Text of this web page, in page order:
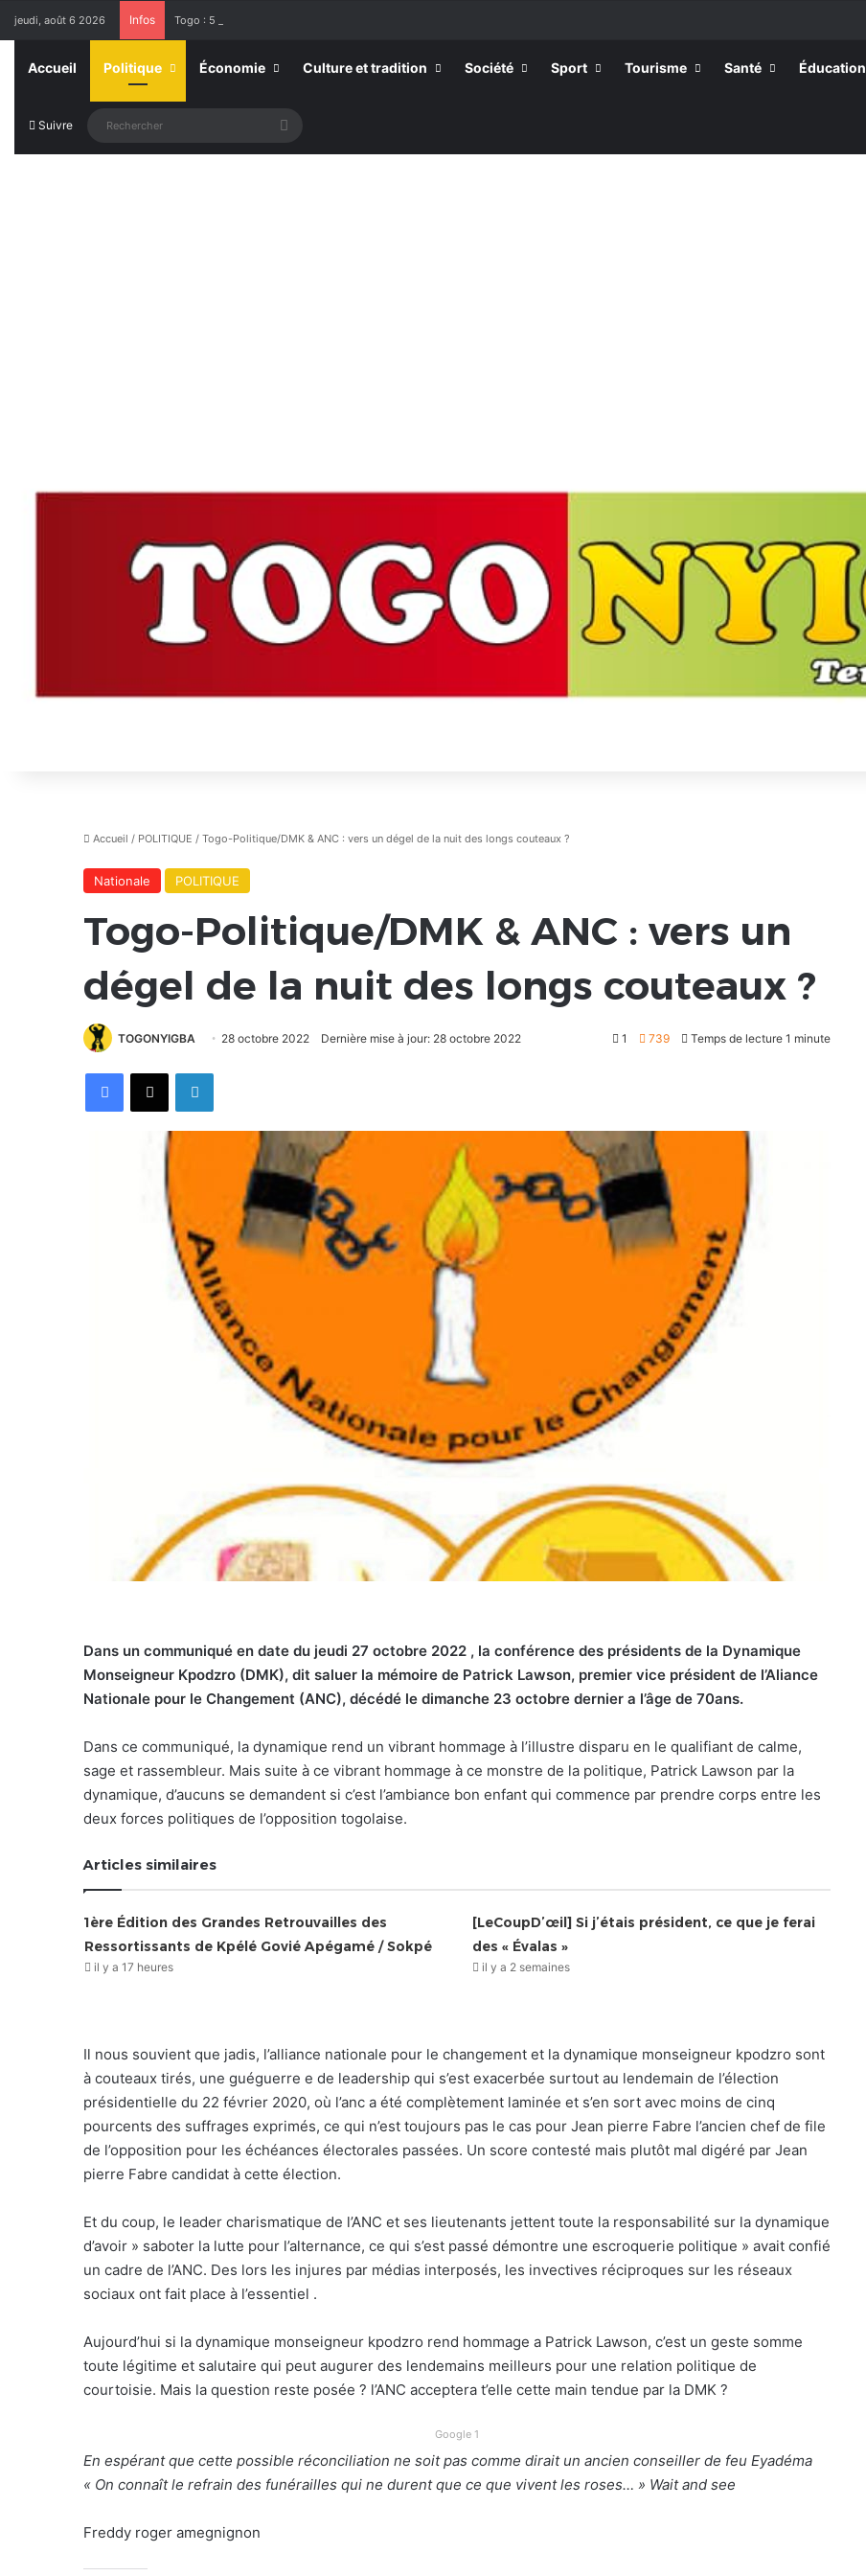
jeudi, août 6 2026 Infos Togo : 5 707 établissements privés autorisés pour la rentrée 2026-2027, 160 restés sur la touche
Accueil Politique Économie Culture et tradition Société Sport Tourisme Santé Éducation
Suivre Rechercher
Accueil / POLITIQUE / Togo-Politique/DMK & ANC : vers un dégel de la nuit des longs couteaux ?
Nationale POLITIQUE
Togo-Politique/DMK & ANC : vers un
dégel de la nuit des longs couteaux ?
TOGONYIGBA 28 octobre 2022 Dernière mise à jour: 28 octobre 2022 1 739 Temps de lecture 1 minute
FacebookX Linkedin
Dans un communiqué en date du jeudi 27 octobre 2022 , la conférence des présidents de la Dynamique
Monseigneur Kpodzro (DMK), dit saluer la mémoire de Patrick Lawson, premier vice président de l’Aliance
Nationale pour le Changement (ANC), décédé le dimanche 23 octobre dernier a l’âge de 70ans.
Dans ce communiqué, la dynamique rend un vibrant hommage à l’illustre disparu en le qualifiant de calme,
sage et rassembleur. Mais suite à ce vibrant hommage à ce monstre de la politique, Patrick Lawson par la
dynamique, d’aucuns se demandent si c’est l’ambiance bon enfant qui commence par prendre corps entre les
deux forces politiques de l’opposition togolaise.
Articles similaires
1ère Édition des Grandes Retrouvailles des
Ressortissants de Kpélé Govié Apégamé / Sokpé
il y a 17 heures
[LeCoupD’œil] Si j’étais président, ce que je ferai
des « Évalas »
il y a 2 semaines
Il nous souvient que jadis, l’alliance nationale pour le changement et la dynamique monseigneur kpodzro sont
à couteaux tirés, une guéguerre e de leadership qui s’est exacerbée surtout au lendemain de l’élection
présidentielle du 22 février 2020, où l’anc a été complètement laminée et s’en sort avec moins de cinq
pourcents des suffrages exprimés, ce qui n’est toujours pas le cas pour Jean pierre Fabre l’ancien chef de file
de l’opposition pour les échéances électorales passées. Un score contesté mais plutôt mal digéré par Jean
pierre Fabre candidat à cette élection.
Et du coup, le leader charismatique de l’ANC et ses lieutenants jettent toute la responsabilité sur la dynamique
d’avoir » saboter la lutte pour l’alternance, ce qui s’est passé démontre une escroquerie politique » avait confié
un cadre de l’ANC. Des lors les injures par médias interposés, les invectives réciproques sur les réseaux
sociaux ont fait place à l’essentiel .
Aujourd’hui si la dynamique monseigneur kpodzro rend hommage a Patrick Lawson, c’est un geste somme
toute légitime et salutaire qui peut augurer des lendemains meilleurs pour une relation politique de
courtoisie. Mais la question reste posée ? l’ANC acceptera t’elle cette main tendue par la DMK ?
Google 1
En espérant que cette possible réconciliation ne soit pas comme dirait un ancien conseiller de feu Eyadéma
« On connaît le refrain des funérailles qui ne durent que ce que vivent les roses… » Wait and see
Freddy roger amegnignon